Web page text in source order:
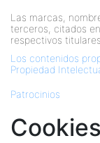
Las marcas,
terceros, citados
respectivos
Los contenidos
Propiedad
Patrocinios
Cookies